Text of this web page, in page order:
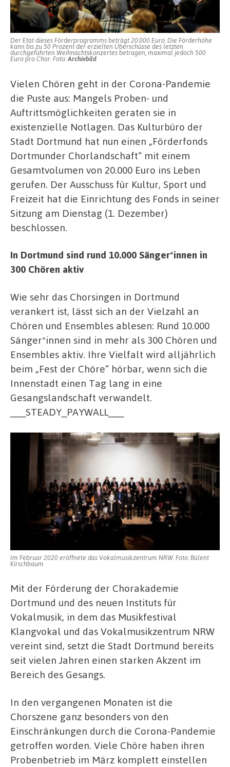
20.000
Euro
Der Etat dieses Förderprogramms beträgt 20.000 Euro. Die Förderhöhe
kann bis zu 50 Prozent der erzielten Überschüsse des letzten
durchgeführten Weihnachtskonzertes betragen, maximal jedoch 500
Euro pro Chor. Foto:Archivbild
Vielen Chören geht in der Corona-Pandemie
die Puste aus: Mangels Proben- und
Auftrittsmöglichkeiten geraten sie in
existenzielle Notlagen. Das Kulturbüro der
Stadt Dortmund hat nun einen „Förderfonds
Dortmunder Chorlandschaft“ mit einem
Gesamtvolumen von 20.000 Euro ins Leben
gerufen. Der Ausschuss für Kultur, Sport und
Freizeit hat die Einrichtung des Fonds in seiner
Sitzung am Dienstag (1. Dezember)
beschlossen.
In Dortmund sind rund 10.000 Sänger*innen in
300 Chören aktiv
Wie sehr das Chorsingen in Dortmund
verankert ist, lässt sich an der Vielzahl an
Chören und Ensembles ablesen: Rund 10.000
Sänger*innen sind in mehr als 300 Chören und
Ensembles aktiv. Ihre Vielfalt wird alljährlich
beim „Fest der Chöre“ hörbar, wenn sich die
Innenstadt einen Tag lang in eine
Gesangslandschaft verwandelt.
___STEADY_PAYWALL___
Im Februar 2020 eröffnete das Vokalmusikzentrum NRW. Foto: Bülent
Kirschbaum
Mit der Förderung der Chorakademie
Dortmund und des neuen Instituts für
Vokalmusik, in dem das Musikfestival
Klangvokal und das Vokalmusikzentrum NRW
vereint sind, setzt die Stadt Dortmund bereits
seit vielen Jahren einen starken Akzent im
Bereich des Gesangs.
In den vergangenen Monaten ist die
Chorszene ganz besonders von den
Einschränkungen durch die Corona-Pandemie
getroffen worden. Viele Chöre haben ihren
Probenbetrieb im März komplett einstellen